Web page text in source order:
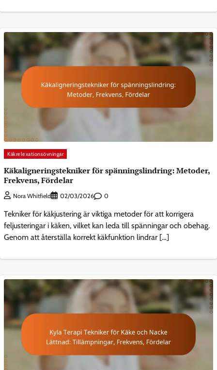
Käkrelexationsövningar
Käkaligneringstekniker för spänningslindring: Metoder,
Frekvens, Fördelar
Nora Whitfield 02/03/2026 0
Tekniker för käkjustering är viktiga metoder för att korrigera
feljusteringar i käken, vilket kan leda till spänningar och obehag.
Genom att återställa korrekt käkfunktion lindrar […]